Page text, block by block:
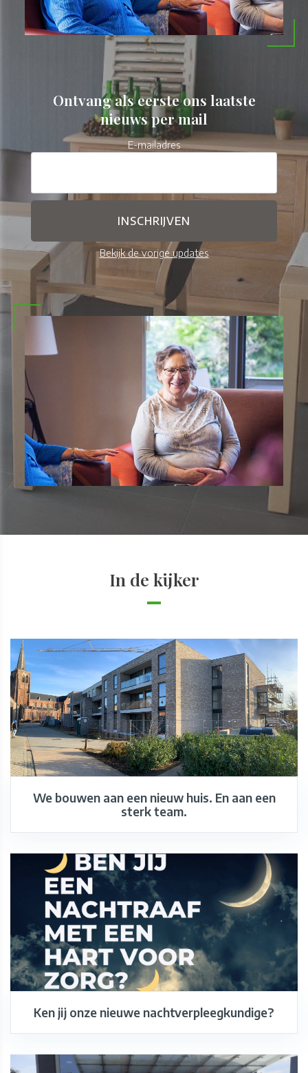
Ontvang als eerste ons laatste
nieuws per mail
E-mailadres
Bekijk de vorige updates
In de kijker
We bouwen aan een nieuw huis. En aan een
sterk team.
Ken jij onze nieuwe nachtverpleegkundige?